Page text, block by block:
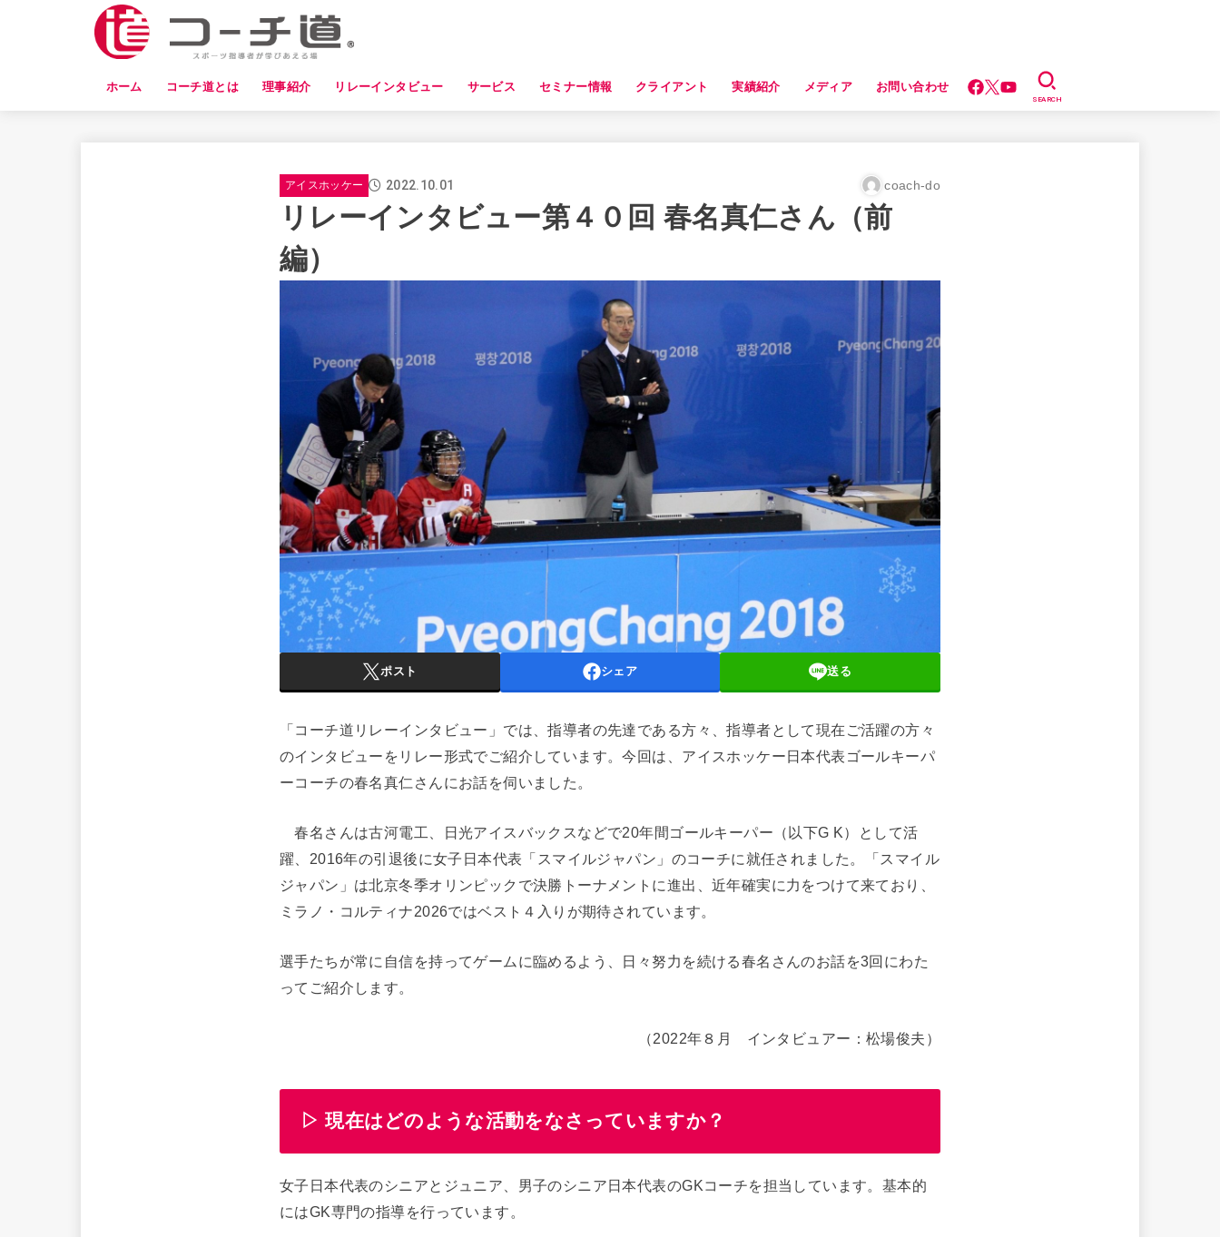
ホーム コーチ道とは 理事紹介 リレーインタビュー サービス セミナー情報 クライアント 実績紹介 メディア お問い合わせ
SEARCH
アイスホッケー 2022.10.01 coach-do
リレーインタビュー第４０回 春名真仁さん（前
編）
ポスト シェア 送る
「コーチ道リレーインタビュー」では、指導者の先達である方々、指導者として現在ご活躍の方々
のインタビューをリレー形式でご紹介しています。今回は、アイスホッケー日本代表ゴールキーパ
ーコーチの春名真仁さんにお話を伺いました。
春名さんは古河電工、日光アイスバックスなどで20年間ゴールキーパー（以下G K）として活
躍、2016年の引退後に女子日本代表「スマイルジャパン」のコーチに就任されました。「スマイル
ジャパン」は北京冬季オリンピックで決勝トーナメントに進出、近年確実に力をつけて来ており、
ミラノ・コルティナ2026ではベスト４入りが期待されています。
選手たちが常に自信を持ってゲームに臨めるよう、日々努力を続ける春名さんのお話を3回にわた
ってご紹介します。
（2022年８月 インタビュアー：松場俊夫）
▷ 現在はどのような活動をなさっていますか？
女子日本代表のシニアとジュニア、男子のシニア日本代表のGKコーチを担当しています。基本的
にはGK専門の指導を行っています。